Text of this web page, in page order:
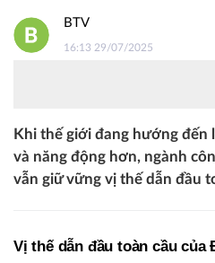
BTV
16:13 29/07/2025
Khi thế giới đang hướng đến
và năng động hơn, ngành
vẫn giữ vững vị thế dẫn đầu
Vị thế dẫn đầu toàn cầu